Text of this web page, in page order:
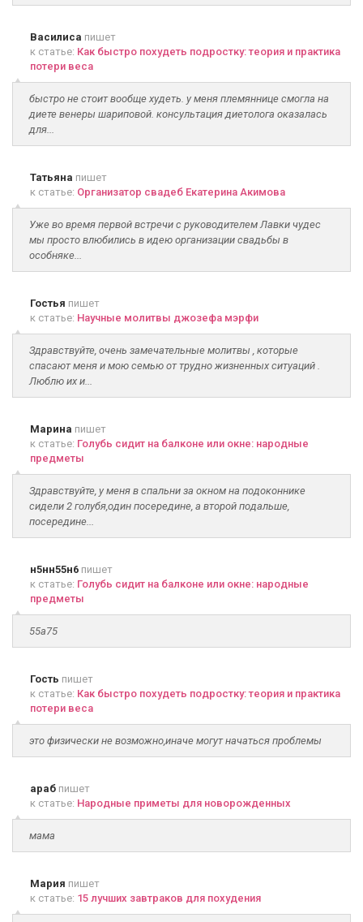
Василиса пишет
к статье: Как быстро похудеть подростку: теория и практика
потери веса
быстро не стоит вообще худеть. у меня племяннице смогла на
диете венеры шариповой. консультация диетолога оказалась
для...
Татьяна пишет
к статье: Организатор свадеб Екатерина Акимова
Уже во время первой встречи с руководителем Лавки чудес
мы просто влюбились в идею организации свадьбы в
особняке...
Гостья пишет
к статье: Научные молитвы джозефа мэрфи
Здравствуйте, очень замечательные молитвы , которые
спасают меня и мою семью от трудно жизненных ситуаций .
Люблю их и...
Марина пишет
к статье: Голубь сидит на балконе или окне: народные
предметы
Здравствуйте, у меня в спальни за окном на подоконнике
сидели 2 голубя,один посередине, а второй подальше,
посередине...
н5нн55н6 пишет
к статье: Голубь сидит на балконе или окне: народные
предметы
55а75
Гость пишет
к статье: Как быстро похудеть подростку: теория и практика
потери веса
это физически не возможно,иначе могут начаться проблемы
араб пишет
к статье: Народные приметы для новорожденных
мама
Мария пишет
к статье: 15 лучших завтраков для похудения